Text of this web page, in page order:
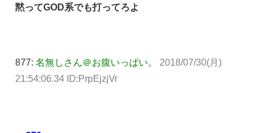
黙ってGOD系でも打ってろよ
877: 名無しさん＠お腹いっぱい。
2018/07/30(月)
21:54:06.34 ID:PrpEjzjVr